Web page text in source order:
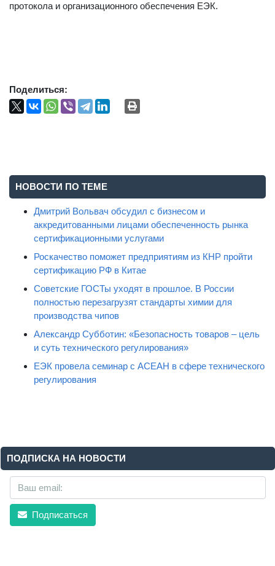
протокола и организационного обеспечения ЕЭК.
Поделиться:
НОВОСТИ ПО ТЕМЕ
Дмитрий Вольвач обсудил с бизнесом и
аккредитованными лицами обеспеченность рынка
сертификационными услугами
Роскачество поможет предприятиям из КНР пройти
сертификацию РФ в Китае
Советские ГОСТы уходят в прошлое. В России
полностью перезагрузят стандарты химии для
производства чипов
Александр Субботин: «Безопасность товаров – цель
и суть технического регулирования»
ЕЭК провела семинар с АСЕАН в сфере технического
регулирования
ПОДПИСКА НА НОВОСТИ
Подписаться